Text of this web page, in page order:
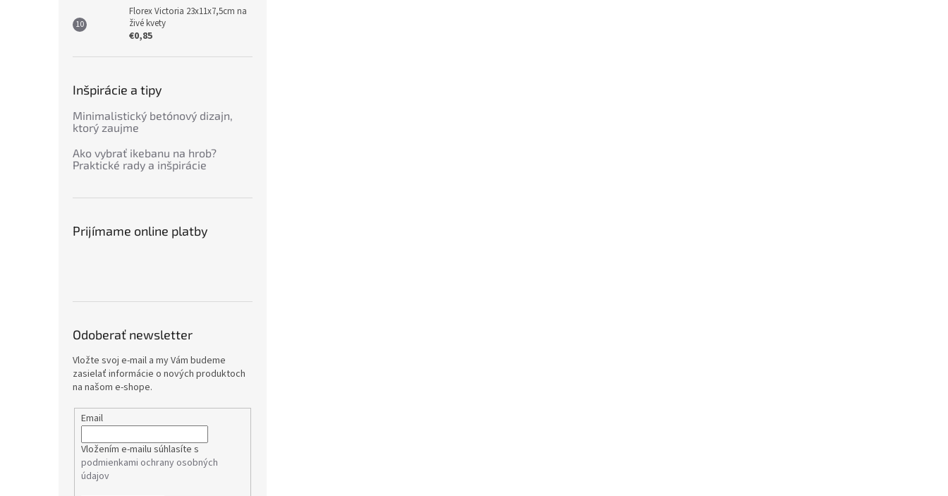
Florex Victoria 23x11x7,5cm na
živé kvety
€0,85
Inšpirácie a tipy
Minimalistický betónový dizajn,
ktorý zaujme
Ako vybrať ikebanu na hrob?
Praktické rady a inšpirácie
Prijímame online platby
Odoberať newsletter
Vložte svoj e-mail a my Vám budeme
zasielať informácie o nových produktoch
na našom e-shope.
Email
Vložením e-mailu súhlasíte s
podmienkami ochrany osobných
údajov